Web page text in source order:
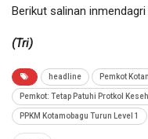
Berikut salinan
(Tri)
headline Pemkot
Pemkot: Tetap Patuhi Protkol
PPKM Kotamobagu Turun Level 1